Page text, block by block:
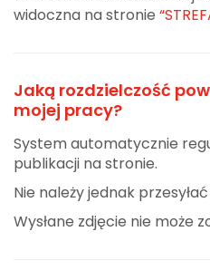
widoczna na stronie
Jaką rozdzielczość
mojej pracy?
System automatycznie
publikacji na stronie.
Nie należy jednak
Wysłane zdjęcie nie może